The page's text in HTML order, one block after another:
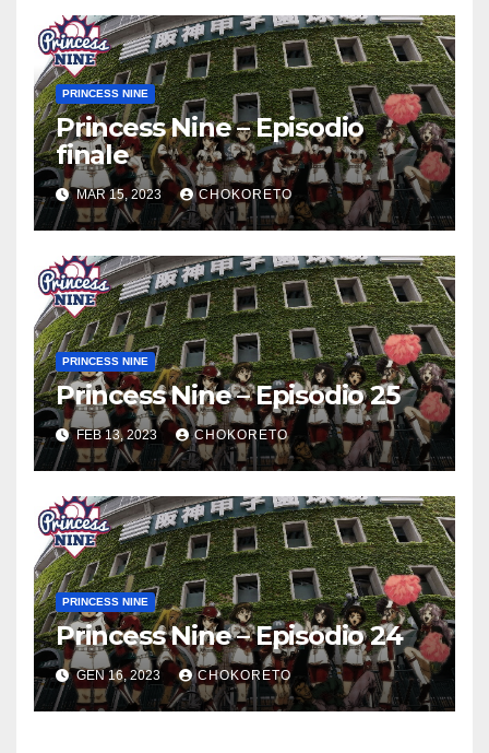
PRINCESS NINE
Princess Nine – Episodio
finale
MAR 15, 2023 CHOKORETO
PRINCESS NINE
Princess Nine – Episodio 25
FEB 13, 2023 CHOKORETO
PRINCESS NINE
Princess Nine – Episodio 24
GEN 16, 2023 CHOKORETO